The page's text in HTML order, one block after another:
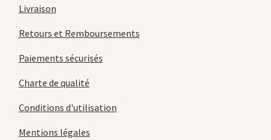
Livraison
Retours et Remboursements
Paiements sécurisés
Charte de qualité
Conditions d'utilisation
Mentions légales